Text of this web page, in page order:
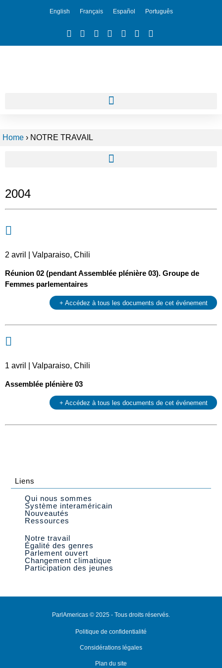
English Français Español Português
Home › NOTRE TRAVAIL
2004
2 avril | Valparaiso, Chili
Réunion 02 (pendant Assemblée plénière 03). Groupe de
Femmes parlementaires
+ Accédez à tous les documents de cet événement
1 avril | Valparaiso, Chili
Assemblée plénière 03
+ Accédez à tous les documents de cet événement
Liens
Qui nous sommes
Système interaméricain
Nouveautés
Ressources
Notre travail
Égalité des genres
Parlement ouvert
Changement climatique
Participation des jeunes
ParlAmericas © 2025 - Tous droits réservés.
Politique de confidentialité
Considérations légales
Plan du site